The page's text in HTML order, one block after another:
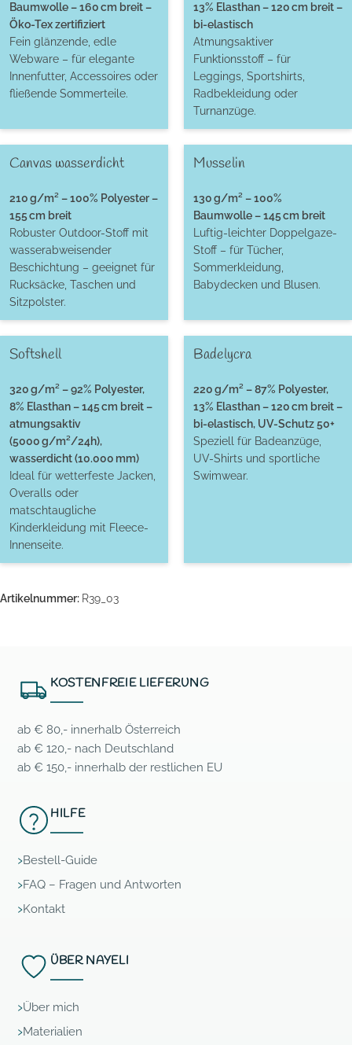
Baumwolle – 160 cm breit –
Öko-Tex zertifiziert
Fein glänzende, edle
Webware – für elegante
Innenfutter, Accessoires oder
fließende Sommerteile.
13% Elasthan – 120 cm breit –
bi-elastisch
Atmungsaktiver
Funktionsstoff – für
Leggings, Sportshirts,
Radbekleidung oder
Turnanzüge.
Canvas wasserdicht
210 g/m² – 100% Polyester –
155 cm breit
Robuster Outdoor-Stoff mit
wasserabweisender
Beschichtung – geeignet für
Rucksäcke, Taschen und
Sitzpolster.
Musselin
130 g/m² – 100%
Baumwolle – 145 cm breit
Luftig-leichter Doppelgaze-
Stoff – für Tücher,
Sommerkleidung,
Babydecken und Blusen.
Softshell
320 g/m² – 92% Polyester,
8% Elasthan – 145 cm breit –
atmungsaktiv
(5000 g/m²/24h),
wasserdicht (10.000 mm)
Ideal für wetterfeste Jacken,
Overalls oder
matschtaugliche
Kinderkleidung mit Fleece-
Innenseite.
Badelycra
220 g/m² – 87% Polyester,
13% Elasthan – 120 cm breit –
bi-elastisch, UV-Schutz 50+
Speziell für Badeanzüge,
UV-Shirts und sportliche
Swimwear.
Artikelnummer: R39_03
KOSTENFREIE LIEFERUNG
ab € 80,- innerhalb Österreich
ab € 120,- nach Deutschland
ab € 150,- innerhalb der restlichen EU
HILFE
Bestell-Guide
FAQ – Fragen und Antworten
Kontakt
ÜBER NAYELI
Über mich
Materialien